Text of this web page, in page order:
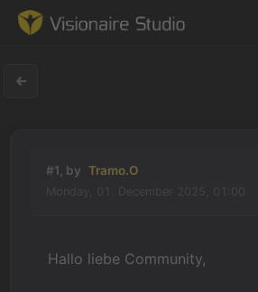
#1, by Tramo.O
Hallo liebe Community,